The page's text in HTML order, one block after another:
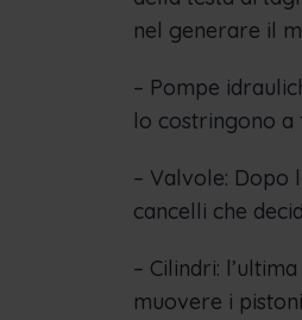
nel generare il
– Pompe
lo costringono
– Valvole: Dopo
cancelli che
– Cilindri:
muovere i